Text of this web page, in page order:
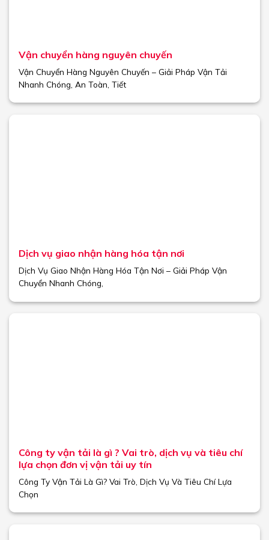
Vận chuyển hàng nguyên chuyến
Vận Chuyển Hàng Nguyên Chuyến – Giải Pháp Vận Tải
Nhanh Chóng, An Toàn, Tiết
Dịch vụ giao nhận hàng hóa tận nơi
Dịch Vụ Giao Nhận Hàng Hóa Tận Nơi – Giải Pháp Vận
Chuyển Nhanh Chóng,
Công ty vận tải là gì ? Vai trò, dịch vụ và tiêu chí
lựa chọn đơn vị vận tải uy tín
Công Ty Vận Tải Là Gì? Vai Trò, Dịch Vụ Và Tiêu Chí Lựa
Chọn